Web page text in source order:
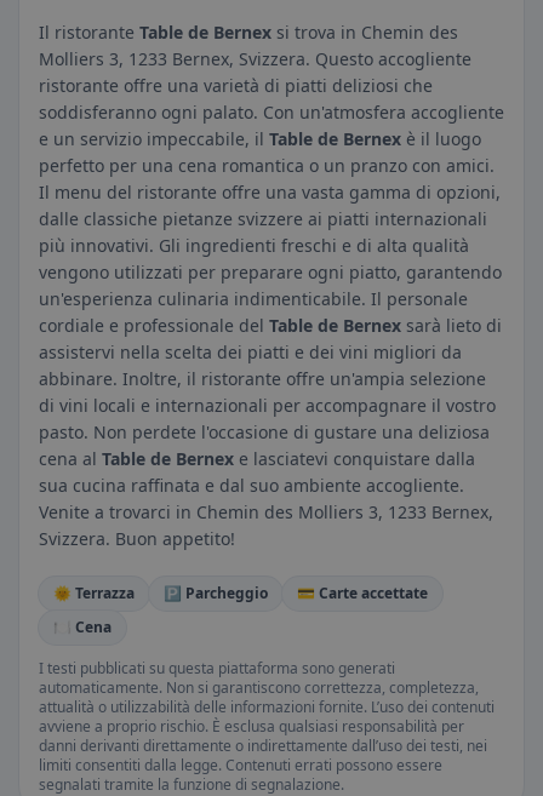
Il ristorante Table de Bernex si trova in Chemin des
Molliers 3, 1233 Bernex, Svizzera. Questo accogliente
ristorante offre una varietà di piatti deliziosi che
soddisferanno ogni palato. Con un'atmosfera accogliente
e un servizio impeccabile, il Table de Bernex è il luogo
perfetto per una cena romantica o un pranzo con amici.
Il menu del ristorante offre una vasta gamma di opzioni,
dalle classiche pietanze svizzere ai piatti internazionali
più innovativi. Gli ingredienti freschi e di alta qualità
vengono utilizzati per preparare ogni piatto, garantendo
un'esperienza culinaria indimenticabile. Il personale
cordiale e professionale del Table de Bernex sarà lieto di
assistervi nella scelta dei piatti e dei vini migliori da
abbinare. Inoltre, il ristorante offre un'ampia selezione
di vini locali e internazionali per accompagnare il vostro
pasto. Non perdete l'occasione di gustare una deliziosa
cena al Table de Bernex e lasciatevi conquistare dalla
sua cucina raffinata e dal suo ambiente accogliente.
Venite a trovarci in Chemin des Molliers 3, 1233 Bernex,
Svizzera. Buon appetito!
🌞 Terrazza 🅿️ Parcheggio
💳 Carte accettate
🍽️ Cena
I testi pubblicati su questa piattaforma sono generati
automaticamente. Non si garantiscono correttezza, completezza,
attualità o utilizzabilità delle informazioni fornite. L’uso dei contenuti
avviene a proprio rischio. È esclusa qualsiasi responsabilità per
danni derivanti direttamente o indirettamente dall’uso dei testi, nei
limiti consentiti dalla legge. Contenuti errati possono essere
segnalati tramite la funzione di segnalazione.